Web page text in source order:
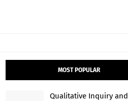
MOST POPULAR
Qualitative Inquiry and